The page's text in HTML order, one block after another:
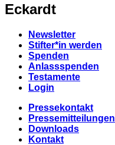
Eckardt
Newsletter
Stifter*in werden
Spenden
Anlassspenden
Testamente
Login
Pressekontakt
Pressemitteilungen
Downloads
Kontakt